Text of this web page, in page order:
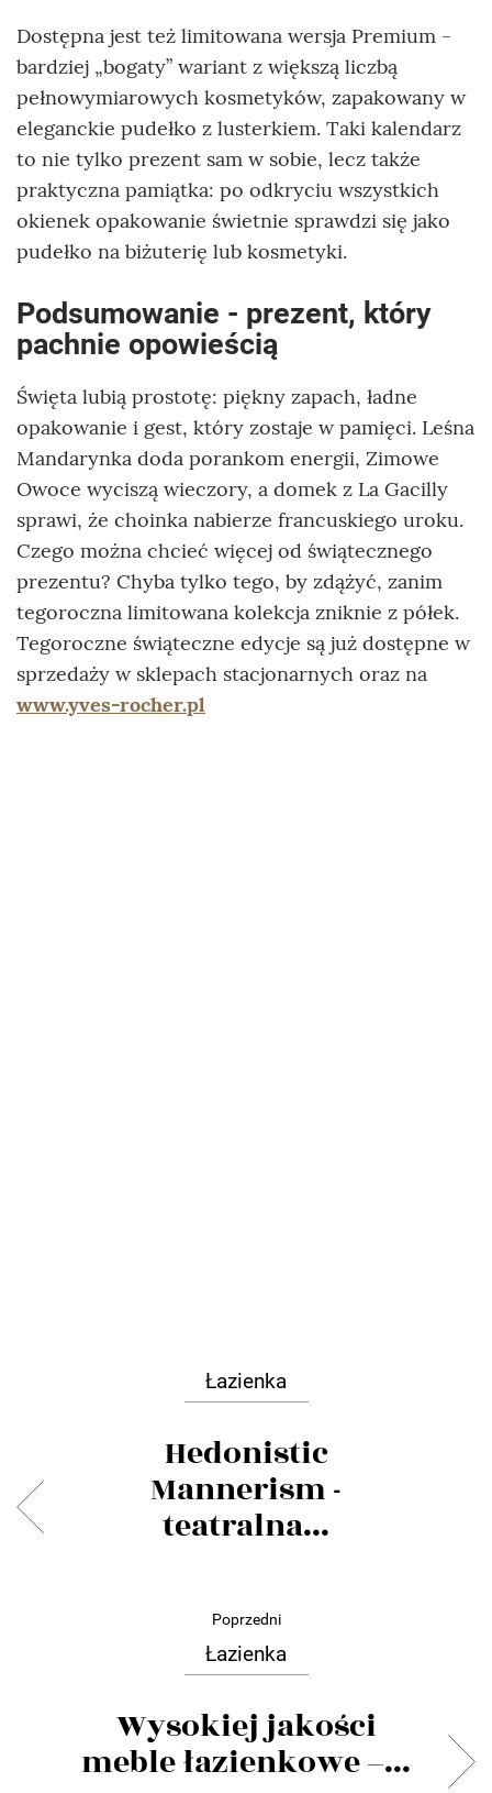
Dostępna jest też limitowana wersja Premium -
bardziej „bogaty” wariant z większą liczbą
pełnowymiarowych kosmetyków, zapakowany w
eleganckie pudełko z lusterkiem. Taki kalendarz
to nie tylko prezent sam w sobie, lecz także
praktyczna pamiątka: po odkryciu wszystkich
okienek opakowanie świetnie sprawdzi się jako
pudełko na biżuterię lub kosmetyki.
Podsumowanie - prezent, który
pachnie opowieścią
Święta lubią prostotę: piękny zapach, ładne
opakowanie i gest, który zostaje w pamięci. Leśna
Mandarynka doda porankom energii, Zimowe
Owoce wyciszą wieczory, a domek z La Gacilly
sprawi, że choinka nabierze francuskiego uroku.
Czego można chcieć więcej od świątecznego
prezentu? Chyba tylko tego, by zdążyć, zanim
tegoroczna limitowana kolekcja zniknie z półek.
Tegoroczne świąteczne edycje są już dostępne w
sprzedaży w sklepach stacjonarnych oraz na
www.yves-rocher.pl
Łazienka
Hedonistic
Mannerism -
teatralna...
Poprzedni
Łazienka
Wysokiej jakości
meble łazienkowe –...